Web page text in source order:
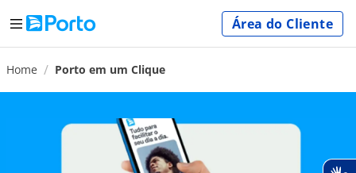
Área do Cliente
Home Porto em um Clique